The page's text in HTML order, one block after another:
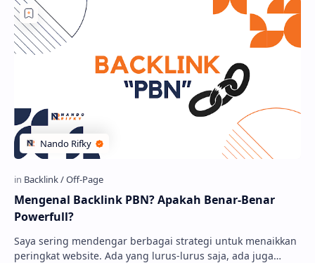
Mengenal Backlink PBN? Apakah Benar-Benar
Powerfull?
Saya sering mendengar berbagai strategi untuk menaikkan
peringkat website. Ada yang lurus-lurus saja, ada juga